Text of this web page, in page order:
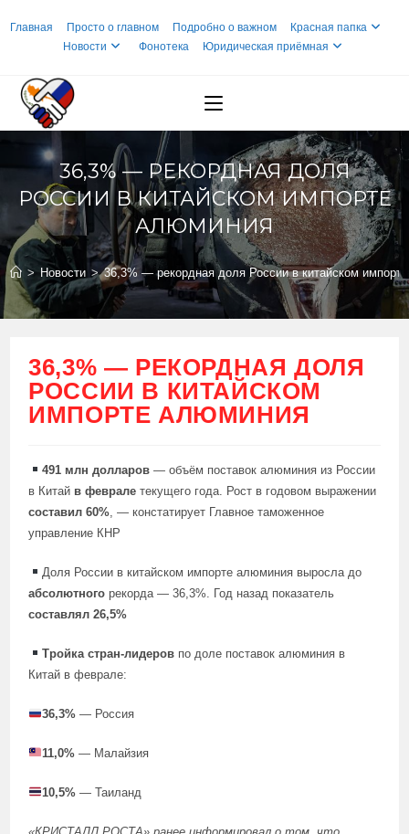
Главная Просто о главном Подробно о важном
Красная папка
Новости
Фонотека Юридическая приёмная
36,3% — РЕКОРДНАЯ ДОЛЯ
РОССИИ В КИТАЙСКОМ ИМПОРТЕ
АЛЮМИНИЯ
> Новости > 36,3% — рекордная доля России в китайском
36,3% — РЕКОРДНАЯ ДОЛЯ
РОССИИ В КИТАЙСКОМ
ИМПОРТЕ АЛЮМИНИЯ
491 млн долларов— объём поставок алюминия из России
в Китай в феврале текущего года. Рост в годовом выражении
составил 60%, — констатирует Главное таможенное
управление КНР
Доля России в китайском импорте алюминия выросла до
абсолютного рекорда — 36,3%. Год назад показатель
составлял 26,5%
Тройка стран-лидеров по доле поставок алюминия в
Китай в феврале:
36,3% — Россия
11,0% — Малайзия
10,5% — Таиланд